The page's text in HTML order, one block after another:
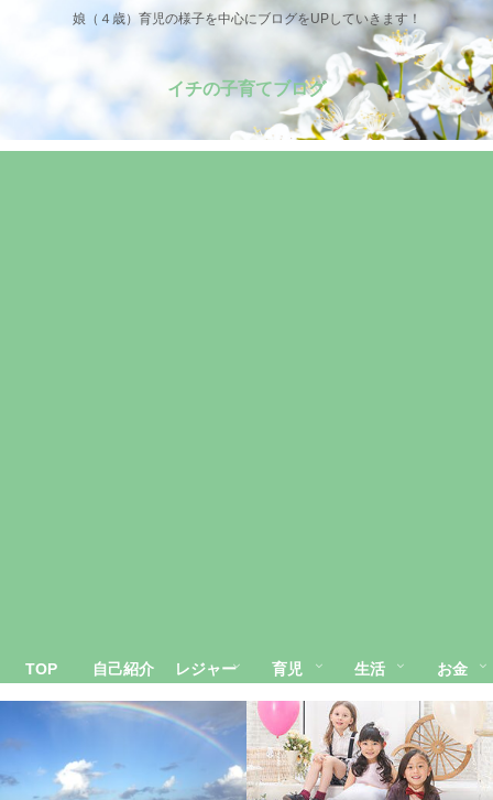
娘（４歳）育児の様子を中心にブログをUPしていきます！
イチの子育てブログ
TOP 自己紹介 レジャー 育児 生活 お金